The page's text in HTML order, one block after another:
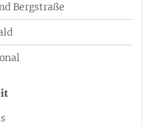
Bergstraße